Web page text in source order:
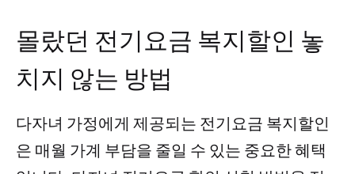
몰랐던 전기요금 복지할인 놓
치지 않는 방법
다자녀 가정에게 제공되는 전기요금 복지할인
은 매월 가계 부담을 줄일 수 있는 중요한 혜택